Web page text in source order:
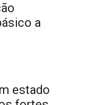
a
estado